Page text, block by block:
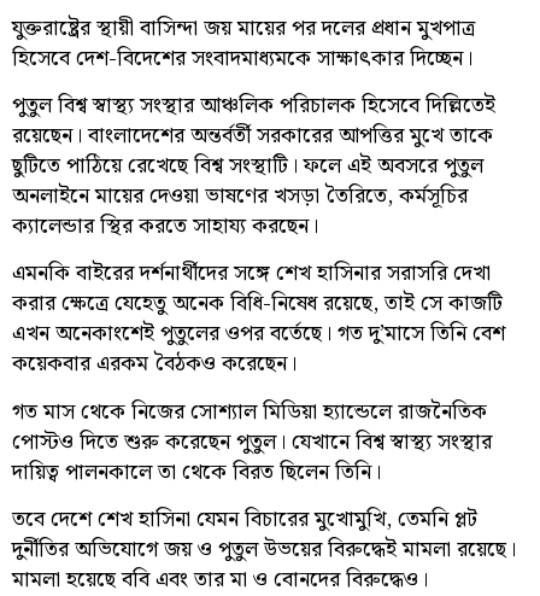
যুক্তরাষ্ট্রের স্থায়ী বাসিন্দা জয় মায়ের পর দলের প্রধান মুখপাত্র
হিসেবে দেশ-বিদেশের সংবাদমাধ্যমকে সাক্ষাৎকার দিচ্ছেন।
পুতুল বিশ্ব স্বাস্থ্য সংস্থার আঞ্চলিক পরিচালক হিসেবে দিল্লিতেই
রয়েছেন। বাংলাদেশের অন্তর্বর্তী সরকারের আপত্তির মুখে তাকে
ছুটিতে পাঠিয়ে রেখেছে বিশ্ব সংস্থাটি। ফলে এই অবসরে পুতুল
অনলাইনে মায়ের দেওয়া ভাষণের খসড়া তৈরিতে, কর্মসূচির
ক্যালেন্ডার স্থির করতে সাহায্য করছেন।
এমনকি বাইরের দর্শনার্থীদের সঙ্গে শেখ হাসিনার সরাসরি দেখা
করার ক্ষেত্রে যেহেতু অনেক বিধি-নিষেধ রয়েছে, তাই সে কাজটি
এখন অনেকাংশেই পুতুলের ওপর বর্তেছে। গত দু’মাসে তিনি বেশ
কয়েকবার এরকম বৈঠকও করেছেন।
গত মাস থেকে নিজের সোশ্যাল মিডিয়া হ্যান্ডেলে রাজনৈতিক
পোস্টও দিতে শুরু করেছেন পুতুল। যেখানে বিশ্ব স্বাস্থ্য সংস্থার
দায়িত্ব পালনকালে তা থেকে বিরত ছিলেন তিনি।
তবে দেশে শেখ হাসিনা যেমন বিচারের মুখোমুখি, তেমনি প্লট
দুর্নীতির অভিযোগে জয় ও পুতুল উভয়ের বিরুদ্ধেই মামলা রয়েছে।
মামলা হয়েছে ববি এবং তার মা ও বোনদের বিরুদ্ধেও।